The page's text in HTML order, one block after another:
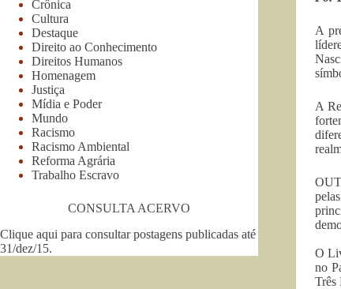
A
A
O
no
Três
Crônica
Cultura
Destaque
Direito ao Conhecimento
Direitos Humanos
Homenagem
Justiça
Mídia e Poder
Mundo
Racismo
Racismo Ambiental
Reforma Agrária
Trabalho Escravo
CONSULTA ACERVO
Clique aqui para consultar postagens publicadas até
31/dez/15.